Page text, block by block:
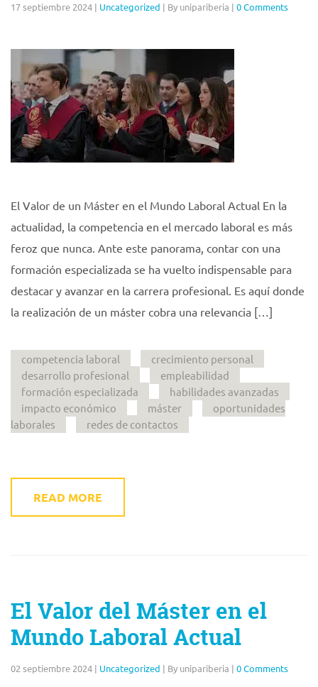
17 septiembre 2024 | Uncategorized | By unipariberia | 0 Comments
El Valor de un Máster en el Mundo Laboral Actual En la
actualidad, la competencia en el mercado laboral es más
feroz que nunca. Ante este panorama, contar con una
formación especializada se ha vuelto indispensable para
destacar y avanzar en la carrera profesional. Es aquí donde
la realización de un máster cobra una relevancia […]
competencia laboral
crecimiento personal
desarrollo profesional
empleabilidad
formación especializada
habilidades avanzadas
impacto económico
máster
oportunidades
laborales
redes de contactos
READ MORE
El Valor del Máster en el
Mundo Laboral Actual
02 septiembre 2024 | Uncategorized | By unipariberia | 0 Comments